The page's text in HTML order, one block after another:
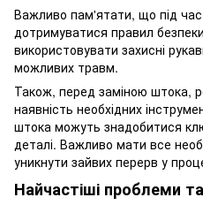
Важливо пам'ятати, що під час
дотримуватися правил
використовувати захисні
можливих травм.
Також, перед заміною штока,
наявність необхідних
штока можуть знадобитися
деталі. Важливо мати все
уникнути зайвих перерв у
Найчастіші проблеми